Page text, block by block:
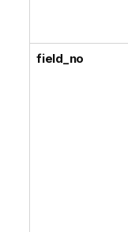
field_no